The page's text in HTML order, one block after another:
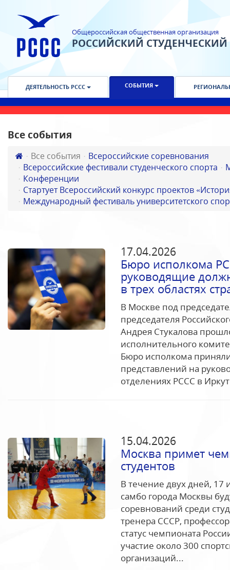
Общероссийская общественная организация
РОССИЙСКИЙ
ДЕЯТЕЛЬНОСТЬ РССС СОБЫТИЯ
Все события
Все события
Всероссийские соревнования
Всероссийские фестивали студенческого спорта
Конференции
Стартует Всероссийский конкурс проектов
Международный фестиваль университетского
17.04.2026
Бюро исполкома
руководящие
в трех областях
В Москве под
председателя
Андрея Стукалова
исполнительного
Бюро исполкома
представлений на
отделениях РССС в
15.04.2026
Москва примет
студентов
В течение двух дней,
самбо города Москвы
соревнований среди
тренера СССР,
статус чемпионата
участие около 300
организаций...